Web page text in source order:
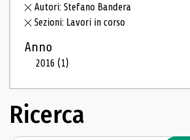
Autori: Stefano Bandera
Sezioni: Lavori in corso
Anno
2016(1)
Ricerca